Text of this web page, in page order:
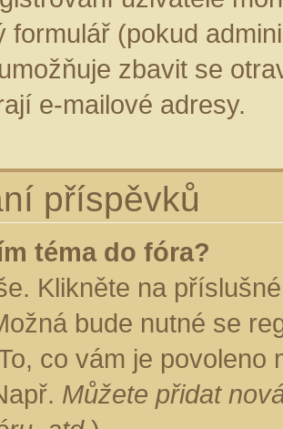
formulář (pokud
zbavit se
e-mailové adresy.
příspěvků
téma do fóra?
Klikněte na
bude nutné se
co vám je
Můžete přidat